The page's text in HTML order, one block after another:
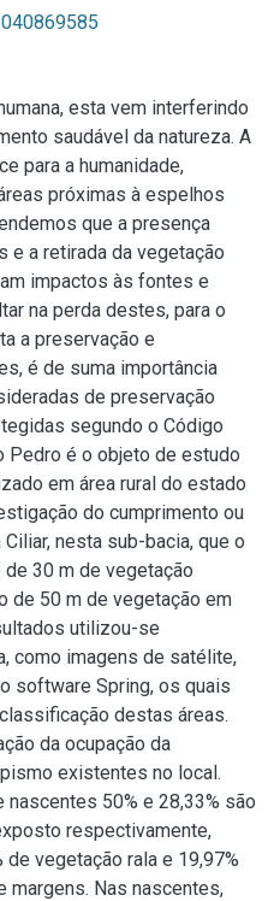
esta vem interferindo
saudável da natureza. A
para a humanidade,
próximas à espelhos
que a presença
e a retirada da vegetação
impactos às fontes e
na perda destes, para o
a preservação e
é de suma importância
de preservação
segundo o Código
Pedro é o objeto de estudo
em área rural do estado
do cumprimento ou
nesta sub-bacia, que o
30 m de vegetação
de 50 m de vegetação em
utilizou-se
como imagens de satélite,
software Spring, os quais
destas áreas.
da ocupação da
existentes no local.
50% e 28,33% são
respectivamente,
vegetação rala e 19,97%
Nas nascentes,